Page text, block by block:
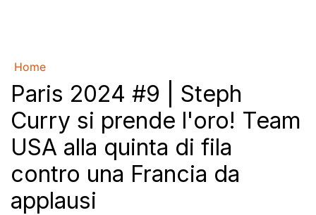
Home
Paris 2024 #9 | Steph
Curry si prende l'oro! Team
USA alla quinta di fila
contro una Francia da
applausi